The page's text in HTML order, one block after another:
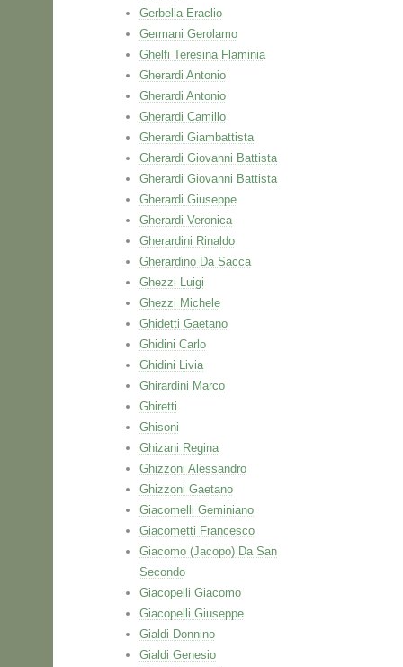
Gerbella Eraclio
Germani Gerolamo
Ghelfi Teresina Flaminia
Gherardi Antonio
Gherardi Antonio
Gherardi Camillo
Gherardi Giambattista
Gherardi Giovanni Battista
Gherardi Giovanni Battista
Gherardi Giuseppe
Gherardi Veronica
Gherardini Rinaldo
Gherardino Da Sacca
Ghezzi Luigi
Ghezzi Michele
Ghidetti Gaetano
Ghidini Carlo
Ghidini Livia
Ghirardini Marco
Ghiretti
Ghisoni
Ghizani Regina
Ghizzoni Alessandro
Ghizzoni Gaetano
Giacomelli Geminiano
Giacometti Francesco
Giacomo (Jacopo) Da San
Secondo
Giacopelli Giacomo
Giacopelli Giuseppe
Gialdi Donnino
Gialdi Genesio